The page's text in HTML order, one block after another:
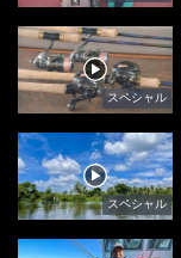
スペシャル
スペシャル